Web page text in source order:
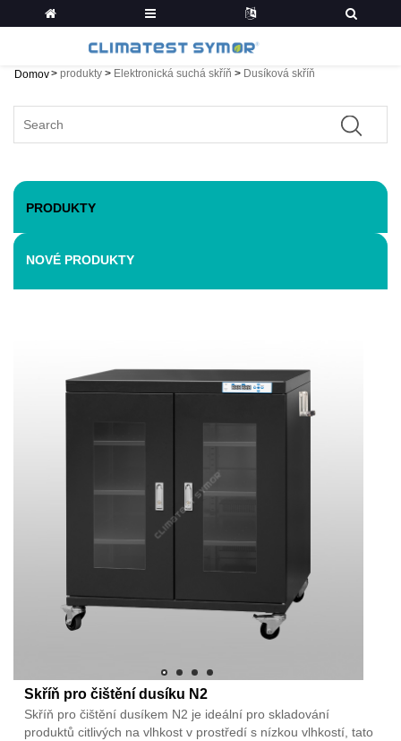
Domov> produkty > Elektronická suchá skříň > Dusíková skříň
PRODUKTY
NOVÉ PRODUKTY
Skříň pro čištění dusíku N2
Skříň pro čištění dusíkem N2 je ideální pro skladování
produktů citlivých na vlhkost v prostředí s nízkou vlhkostí, tato